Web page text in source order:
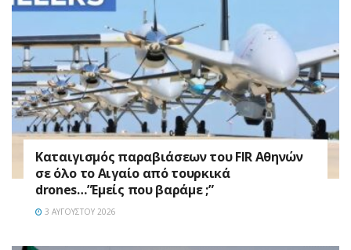
Καταιγισμός παραβιάσεων του FIR Αθηνών
σε όλο το Αιγαίο από τουρκικά
drones…”Εμείς που βαράμε ;”
3 ΑΥΓΟΎΣΤΟΥ 2026